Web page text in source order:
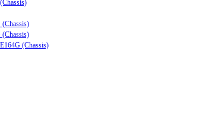
(Chassis)
(Chassis)
(Chassis)